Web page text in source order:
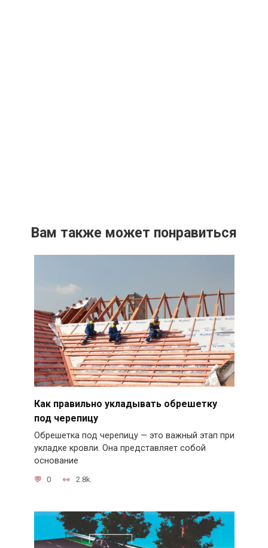
Вам также может понравиться
Как правильно укладывать обрешетку
под черепицу
Обрешетка под черепицу — это важный этап при
укладке кровли. Она представляет собой
основание
0 2.8k.